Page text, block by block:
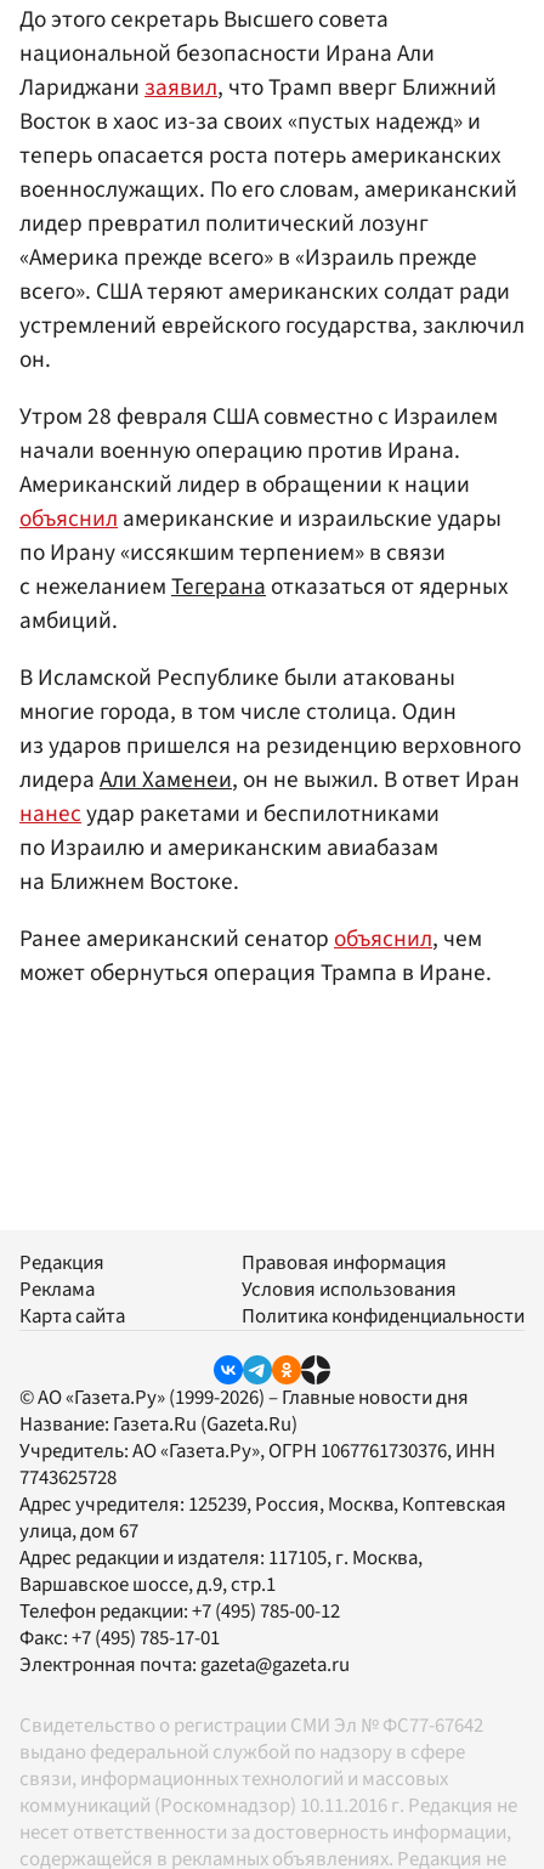
До этого секретарь Высшего совета
национальной безопасности Ирана Али
Лариджани заявил, что Трамп вверг Ближний
Восток в хаос из-за своих «пустых надежд» и
теперь опасается роста потерь американских
военнослужащих. По его словам, американский
лидер превратил политический лозунг
«Америка прежде всего» в «Израиль прежде
всего». США теряют американских солдат ради
устремлений еврейского государства, заключил
он.
Утром 28 февраля США совместно с Израилем
начали военную операцию против Ирана.
Американский лидер в обращении к нации
объясниламериканские и израильские удары
по Ирану «иссякшим терпением» в связи
с нежеланиемТегеранаотказаться от ядерных
амбиций.
В Исламской Республике были атакованы
многие города, в том числе столица. Один
из ударов пришелся на резиденцию верховного
лидераАли Хаменеи, он не выжил. В ответ Иран
нанесудар ракетами и беспилотниками
по Израилю и американским авиабазам
на Ближнем Востоке.
Ранее американский сенаторобъяснил, чем
может обернуться операция Трампа в Иране.
Редакция
Реклама
Карта сайта
Правовая информация
Условия использования
Политика конфиденциальности
© АО «Газета.Ру» (1999-2026) – Главные новости дня
Название: Газета.Ru (Gazeta.Ru)
Учредитель:АО «Газета.Ру», ОГРН 1067761730376, ИНН
7743625728
Адрес учредителя: 125239, Россия, Москва, Коптевская
улица, дом 67
Адрес редакции и издателя: 117105, г. Москва,
Варшавское шоссе, д.9, стр.1
Телефон редакции:+7 (495) 785-00-12
Факс:+7 (495) 785-17-01
Электронная почта: gazeta@gazeta.ru
Свидетельство о регистрации СМИ Эл № ФС77-67642
выдано федеральной службой по надзору в сфере
связи, информационных технологий и массовых
коммуникаций (Роскомнадзор) 10.11.2016 г. Редакция не
несет ответственности за достоверность информации,
содержащейся в рекламных объявлениях. Редакция не